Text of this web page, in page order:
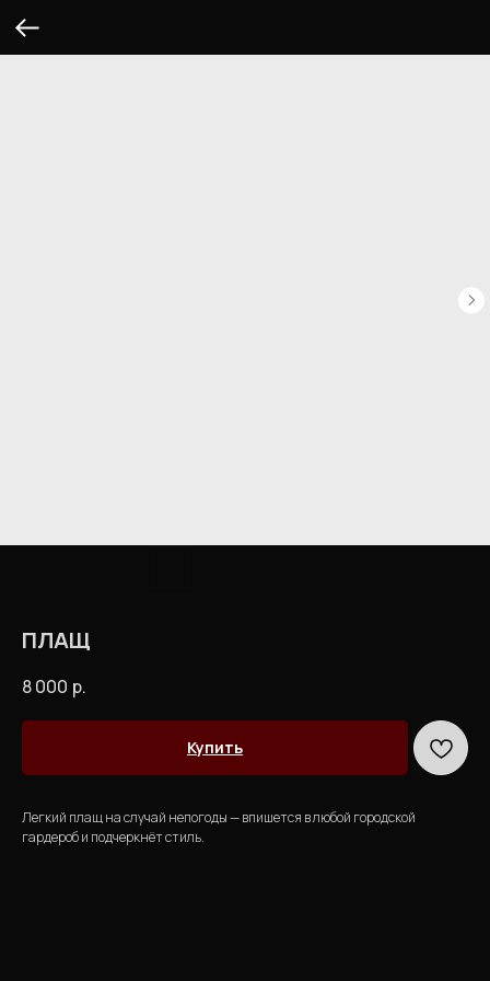
ПЛАЩ
8 000 р.
Купить
Легкий плащ на случай непогоды — впишется в любой городской
гардероб и подчеркнёт стиль.